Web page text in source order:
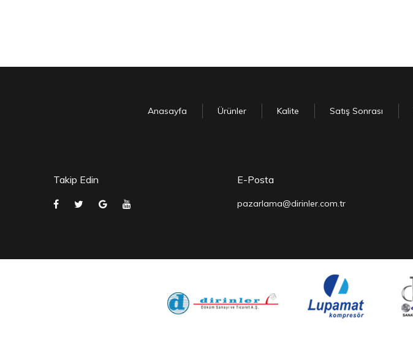
Anasayfa Ürünler Kalite Satış Sonrası
Takip Edin E-Posta
pazarlama@dirinler.com.tr